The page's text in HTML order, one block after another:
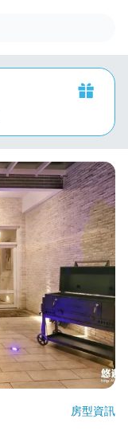
房型資訊